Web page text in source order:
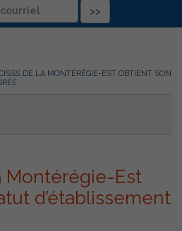
DE LA MONTÉRÉGIE-EST OBTIENT SON
Montérégie-Est
d’établissement